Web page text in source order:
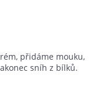
přidáme mouku,
sníh z bílků.